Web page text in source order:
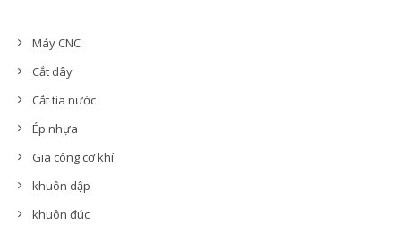
Máy CNC
Cắt dây
Cắt tia nước
Ép nhựa
Gia công cơ khí
khuôn dập
khuôn đúc